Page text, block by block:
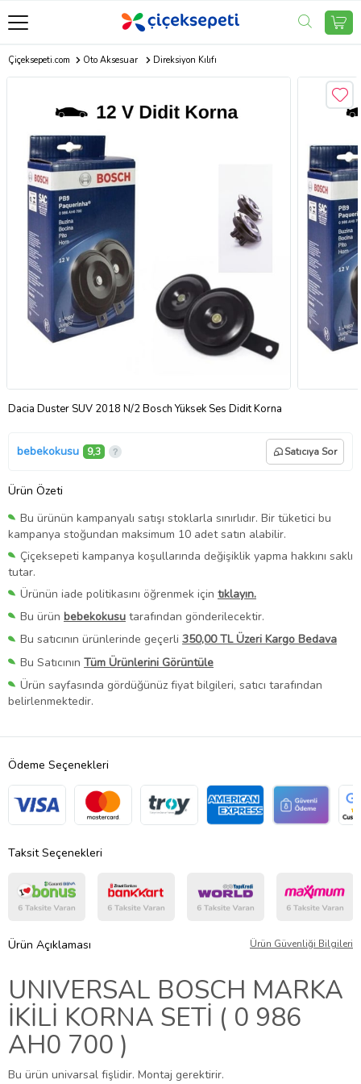
Çiçeksepeti.com Oto Aksesuar Direksiyon Kılıfı
Dacia Duster SUV 2018 N/2 Bosch Yüksek Ses Didit Korna
bebekokusu 9,3 Satıcıya Sor
Ürün Özeti
Bu ürünün kampanyalı satışı stoklarla sınırlıdır. Bir tüketici bu
kampanya stoğundan maksimum 10 adet satın alabilir.
Çiçeksepeti kampanya koşullarında değişiklik yapma hakkını saklı
tutar.
Ürünün iade politikasını öğrenmek için tıklayın.
Bu ürün bebekokusu tarafından gönderilecektir.
Bu satıcının ürünlerinde geçerli 350,00 TL Üzeri Kargo Bedava
Bu Satıcının Tüm Ürünlerini Görüntüle
Ürün sayfasında gördüğünüz fiyat bilgileri, satıcı tarafından
belirlenmektedir.
Ödeme Seçenekleri
Taksit Seçenekleri
Ürün Açıklaması Ürün Güvenliği Bilgileri
UNIVERSAL BOSCH MARKA
İKİLİ KORNA SETİ ( 0 986
AH0 700 )
Bu ürün univarsal fişlidir. Montaj gerektirir.